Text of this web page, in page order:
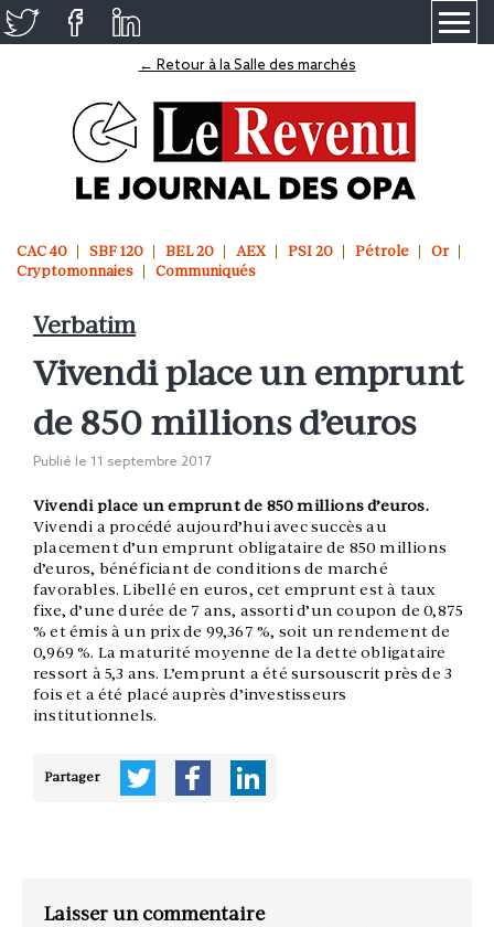
← Retour à la Salle des marchés
CAC 40 SBF 120 BEL 20 AEX PSI 20 Pétrole
Or
Cryptomonnaies
Communiqués
Verbatim
Vivendi place un emprunt
de 850 millions d’euros
Publié le 11 septembre 2017
Vivendi place un emprunt de 850 millions d’euros.
Vivendi a procédé aujourd’hui avec succès au
placement d’un emprunt obligataire de 850 millions
d’euros, bénéficiant de conditions de marché
favorables. Libellé en euros, cet emprunt est à taux
fixe, d’une durée de 7 ans, assorti d’un coupon de 0,875
% et émis à un prix de 99,367 %, soit un rendement de
0,969 %. La maturité moyenne de la dette obligataire
ressort à 5,3 ans. L’emprunt a été sursouscrit près de 3
fois et a été placé auprès d’investisseurs
institutionnels.
Partager
Laisser un commentaire